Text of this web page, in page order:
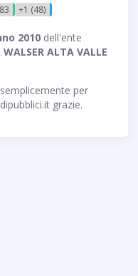
+1 (48)
2010 dell'ente
ALTA VALLE
per
grazie.